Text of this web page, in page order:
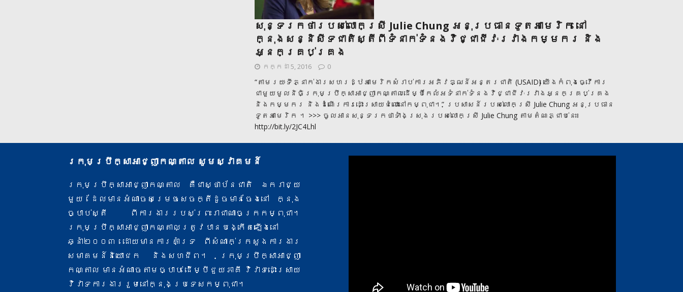
សុន្ទរកថារបស់លោកស្រី Julie Chung អនុប្រធានទូតអាមេរិក នៅ
ក្នុងសន្និសីទជាតិស្តីពីទំនាក់ទំនងវិជ្ជាជីវៈរវាងកម្មករ និង
អ្នកគ្រប់គ្រង
កក្កដា 5, 2016 0
“តាមរយៈ​ទីភ្នាក់ងារ​សហរដ្ឋ​អាមេរិក​សំរាប់​ការ​អភិវឌ្ឍន៍​អន្តរជាតិ (USAID) យើង​កំពុង​ធ្វើការ​
ជាមួយ​មូលនិធិ​ក្រុម​ប្រឹក្សា​អាជ្ញា​កណ្តាល​ដើម្បី​កែ​លំអ​ទំនាក់ទំនង​វិជ្ជាជីវៈ​រវាង​អ្នក​គ្រប់គ្រង​
និង​កម្មករ និង​ដំណើរការ​ដោះស្រាយ​ជំលោះ​នៅ​កម្ពុជា​។” ប្រសាសន៍របស់លោកស្រី Julie Chung អនុប្រធាន​
ទូត​អាមេរិក ។ >>> ចូលអានសុន្ទរកថាទាំងស្រុងរបស់លោកស្រី Julie Chung តាមតំណភ្ជាប់នេះ៖
http://bit.ly/2JC4Lhl
ក្រុមប្រឹក្សាអាជ្ញាកណ្តាល សូមស្វាគមន៍
ក្រុមប្រឹក្សាអាជ្ញាកណ្តាល គឺជាស្ថាប័នជាតិ ឯករាជ្យ
មួយ ដែលមានអំណាចសម្រេចសេចក្តីដូចមានចែងនៅ ក្នុង
ច្បាប់ស្តី ពីការងារ​របស់ព្រះរាជាណាចក្រកម្ពុជា។
ក្រុមប្រឹក្សាអាជ្ញាកណ្តាលត្រូវបានបង្កើតឡើងនៅ
ឆ្នាំ២០០៣ ដោយមានការគាំទ្រ ពីសំណាក់​ក្រសួងការងារ
សមាគមន៍និយោជក និងសហជីព។ ក្រុមប្រឹក្សាអាជ្ញា
កណ្តាល មានអំណាចតាមច្បាប់ ដើម្បីជួយភាគី វិវាទ​ដោះស្រាយ
វិវាទការងាររួមនៅក្នុងប្រទេសកម្ពុជា។